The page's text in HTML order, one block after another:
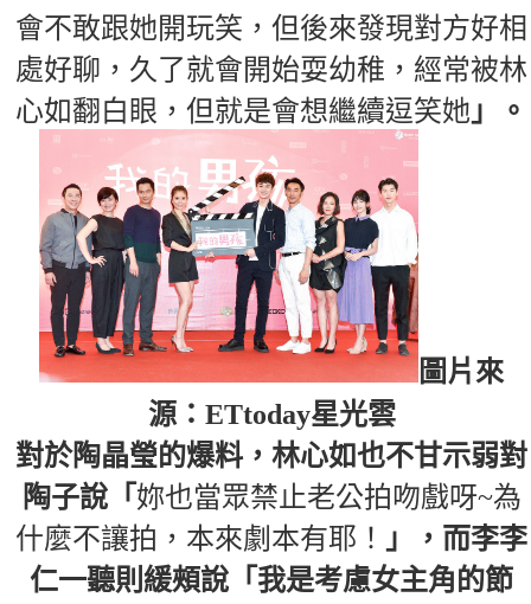
會不敢跟她開玩笑，但後來發現對方好相
處好聊，久了就會開始耍幼稚，經常被林
心如翻白眼，但就是會想繼續逗笑她 」。
圖片來
源：ETtoday星光雲
對於陶晶瑩的爆料，林心如也不甘示弱對
陶子說「 妳也當眾禁止老公拍吻戲呀~為
什麼不讓拍，本來劇本有耶！
」，而李李
仁一聽則緩頰說「我是考慮女主角的節